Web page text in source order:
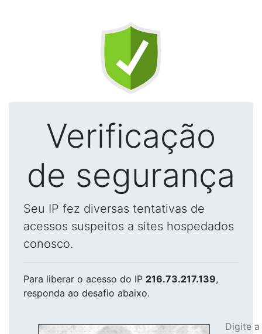
Verificação
de segurança
Seu IP fez diversas tentativas de
acessos suspeitos a sites hospedados
conosco.
Para liberar o acesso do IP 216.73.217.139,
responda ao desafio abaixo.
Digite